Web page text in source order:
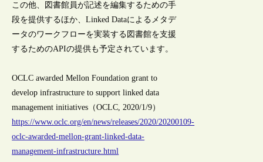
この他、図書館員が記述を編集するための手
段を提供するほか、Linked Dataによるメタデ
ータのワークフローを実装する図書館を支援
するためのAPIの提供も予定されています。
OCLC awarded Mellon Foundation grant to
develop infrastructure to support linked data
management initiatives（OCLC, 2020/1/9）
https://www.oclc.org/en/news/releases/2020/20200109-
oclc-awarded-mellon-grant-linked-data-
management-infrastructure.html